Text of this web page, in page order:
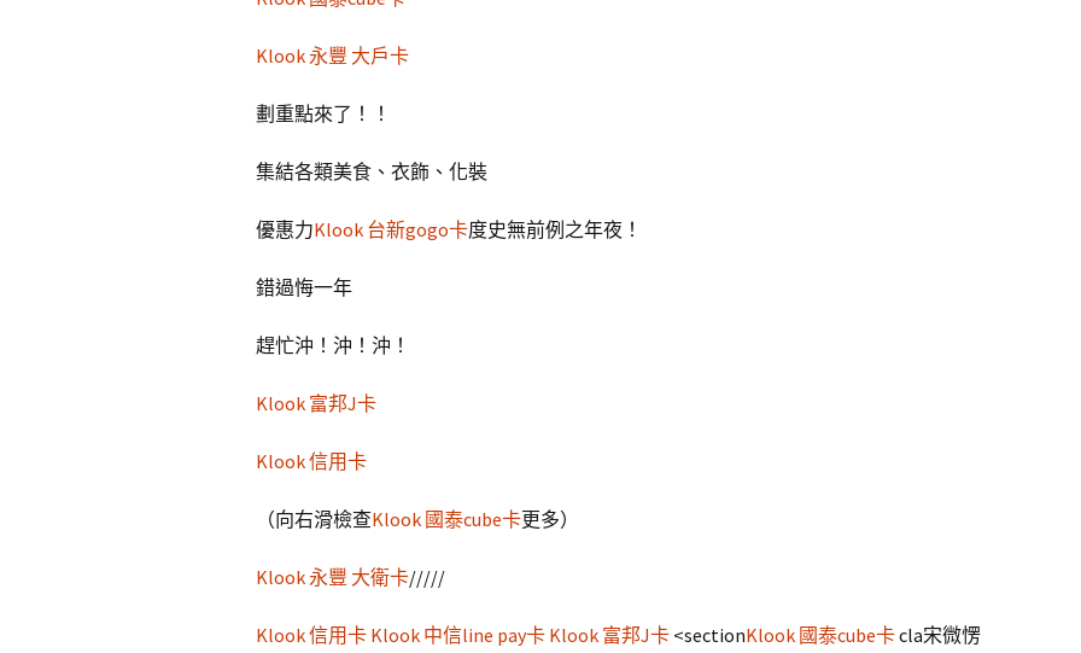
Klook 永豐 大戶卡
劃重點來了！！
集結各類美食、衣飾、化裝
優惠力Klook 台新gogo卡度史無前例之年夜！
錯過悔一年
趕忙沖！沖！沖！
Klook 富邦J卡
Klook 信用卡
（向右滑檢查Klook 國泰cube卡更多）
Klook 永豐 大衛卡/////
Klook 信用卡 Klook 中信line pay卡 Klook 富邦J卡 <sectionKlook 國泰cube卡cla宋微愣